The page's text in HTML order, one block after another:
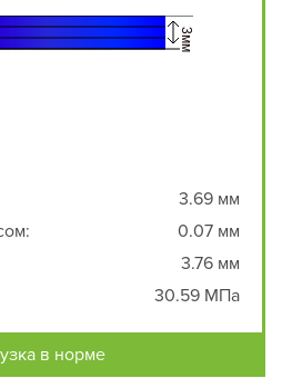
3.69 мм
0.07 мм
3.76 мм
30.59 МПа
в норме